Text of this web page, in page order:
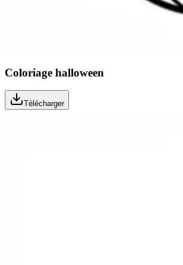
Coloriage halloween
Télécharger